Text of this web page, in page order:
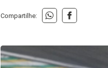
Compartilhe: